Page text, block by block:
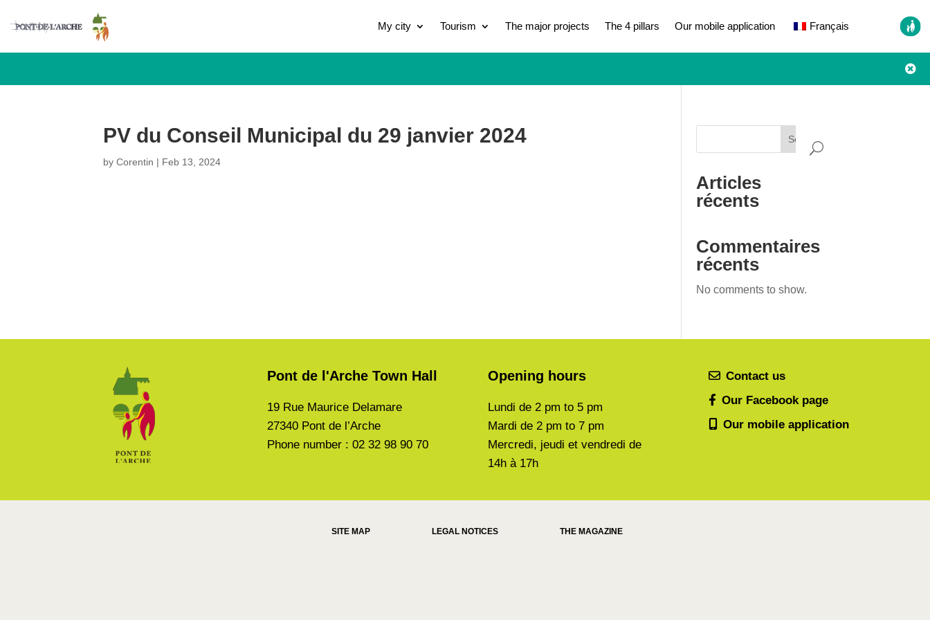
My city Tourism The major projects The 4 pillars Our mobile application Français

PV du Conseil Municipal du 29 janvier 2024
byCorentin | Feb 13, 2024
Search
Articles
récents
Commentaires
récents
No comments to show.
Pont de l'Arche Town Hall
19 Rue Maurice Delamare
27340 Pont de l’Arche
Phone number : 02 32 98 90 70
Opening hours
Lundi de2 pm to 5 pm
Mardi de2 pm to 7 pm
Mercredi, jeudi et vendredi de
14h à 17h
Contact us
Our Facebook page
Our mobile application
SITE MAP LEGAL NOTICES THE MAGAZINE